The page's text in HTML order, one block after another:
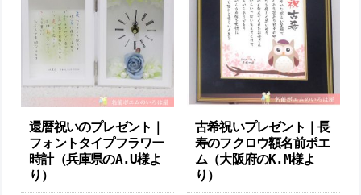
還暦祝いのプレゼント｜
フォントタイプフラワー
時計（兵庫県のA.U様よ
り ）
古希祝いプレゼント｜長
寿のフクロウ額名前ポエ
ム（大阪府のK.M様よ
り ）